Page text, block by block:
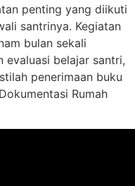
penting yang diikuti
santrinya. Kegiatan
bulan sekali
belajar santri,
penerimaan buku
Rumah